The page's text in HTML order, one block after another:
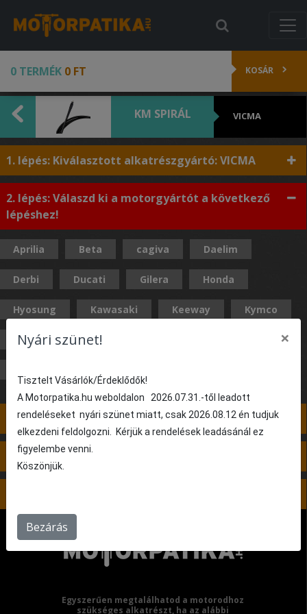
0 TERMÉK 0 FT KOSÁR
KM SPIRÁL VICMA
1. lépés: Kiválasztott alkatrészgyártó: VICMA
2. lépés: Válaszd ki a motorgyártót a következő
lépéshez!
Aprilia Beta cagiva Daelim
Derbi Ducati Gilera Honda
Hyosung Kawasaki Keeway Kymco
Malaguti MBK
3. lépés: Nincs kiválasztva
4. lépés: Nincs kiválasztva
Egyszerűen megtalálhatod a motorodhoz
szükséges alkatrészt, ha az alábbi
Nyári szünet! ×
Tisztelt Vásárlók/Érdeklődők!
A Motorpatika.hu weboldalon 2026.07.31.-től leadott
rendeléseket nyári szünet miatt, csak 2026.08.12 én tudjuk
elkezdeni feldolgozni. Kérjük a rendelések leadásánál ez
figyelembe venni.
Köszönjük.
Bezárás